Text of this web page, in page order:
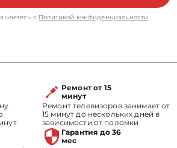
с Политикой конфиденциальности
Ремонт от 15
минут
Ремонт телевизоров занимает от
15 минут до нескольких дней в
зависимости от поломки
Гарантия до 36
мес